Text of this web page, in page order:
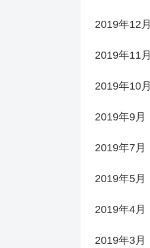
2019年12月
2019年11月
2019年10月
2019年9月
2019年7月
2019年5月
2019年4月
2019年3月